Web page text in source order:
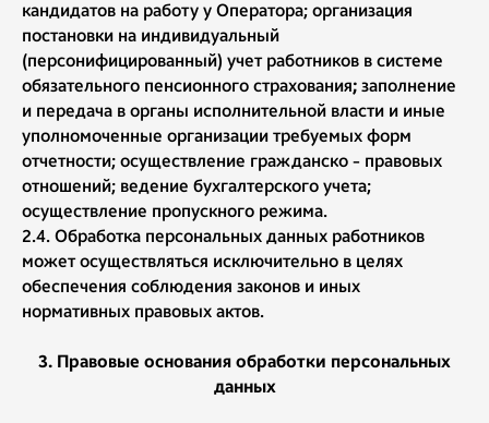
кандидатов на работу у Оператора; организация
постановки на индивидуальный
(персонифицированный) учет работников в системе
обязательного пенсионного страхования; заполнение
и передача в органы исполнительной власти и иные
уполномоченные организации требуемых форм
отчетности; осуществление гражданско - правовых
отношений; ведение бухгалтерского учета;
осуществление пропускного режима.
2.4. Обработка персональных данных работников
может осуществляться исключительно в целях
обеспечения соблюдения законов и иных
нормативных правовых актов.
3. Правовые основания обработки персональных
данных